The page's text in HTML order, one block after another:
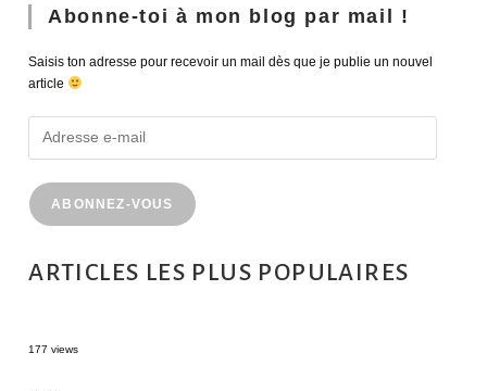
Abonne-toi à mon blog par mail !
Saisis ton adresse pour recevoir un mail dès que je publie un nouvel
article
ABONNEZ-VOUS
ARTICLES LES PLUS POPULAIRES
177 views